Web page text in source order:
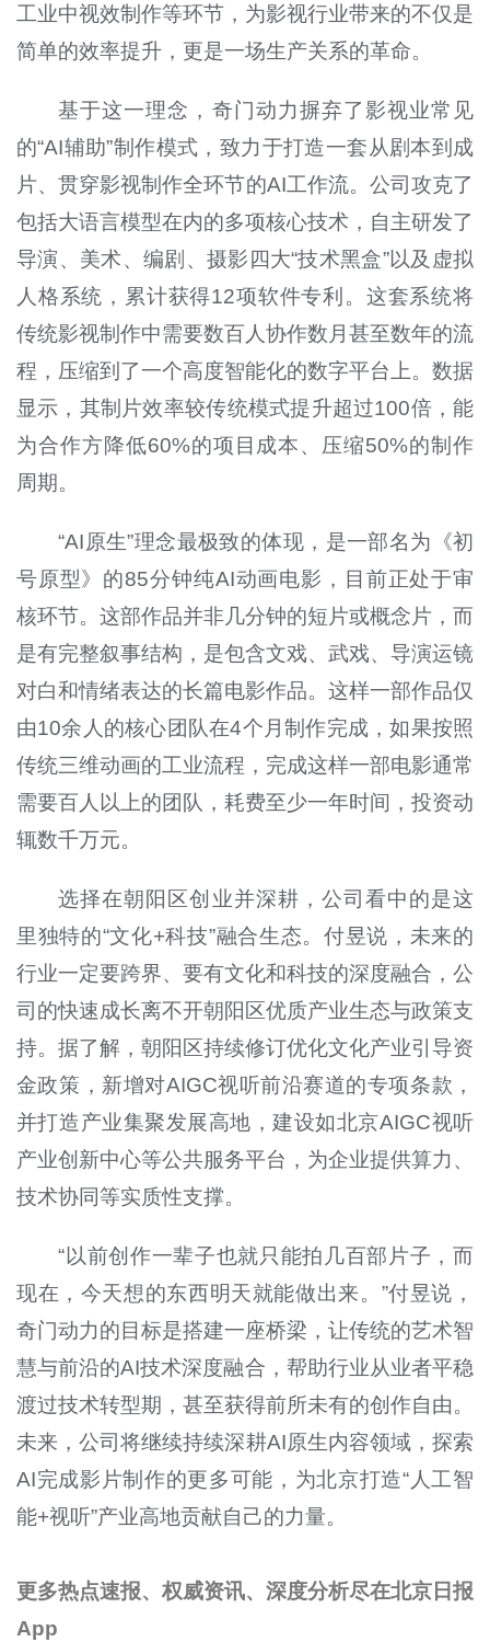
工业中视效制作等环节，为影视行业带来的不仅是
简单的效率提升，更是一场生产关系的革命。
基于这一理念，奇门动力摒弃了影视业常见
的“AI辅助”制作模式，致力于打造一套从剧本到成
片、贯穿影视制作全环节的AI工作流。公司攻克了
包括大语言模型在内的多项核心技术，自主研发了
导演、美术、编剧、摄影四大“技术黑盒”以及虚拟
人格系统，累计获得12项软件专利。这套系统将
传统影视制作中需要数百人协作数月甚至数年的流
程，压缩到了一个高度智能化的数字平台上。数据
显示，其制片效率较传统模式提升超过100倍，能
为合作方降低60%的项目成本、压缩50%的制作
周期。
“AI原生”理念最极致的体现，是一部名为《初
号原型》的85分钟纯AI动画电影，目前正处于审
核环节。这部作品并非几分钟的短片或概念片，而
是有完整叙事结构，是包含文戏、武戏、导演运镜
对白和情绪表达的长篇电影作品。这样一部作品仅
由10余人的核心团队在4个月制作完成，如果按照
传统三维动画的工业流程，完成这样一部电影通常
需要百人以上的团队，耗费至少一年时间，投资动
辄数千万元。
选择在朝阳区创业并深耕，公司看中的是这
里独特的“文化+科技”融合生态。付昱说，未来的
行业一定要跨界、要有文化和科技的深度融合，公
司的快速成长离不开朝阳区优质产业生态与政策支
持。据了解，朝阳区持续修订优化文化产业引导资
金政策，新增对AIGC视听前沿赛道的专项条款，
并打造产业集聚发展高地，建设如北京AIGC视听
产业创新中心等公共服务平台，为企业提供算力、
技术协同等实质性支撑。
“以前创作一辈子也就只能拍几百部片子，而
现在，今天想的东西明天就能做出来。”付昱说，
奇门动力的目标是搭建一座桥梁，让传统的艺术智
慧与前沿的AI技术深度融合，帮助行业从业者平稳
渡过技术转型期，甚至获得前所未有的创作自由。
未来，公司将继续持续深耕AI原生内容领域，探索
AI完成影片制作的更多可能，为北京打造“人工智
能+视听”产业高地贡献自己的力量。
更多热点速报、权威资讯、深度分析尽在北京日报
App